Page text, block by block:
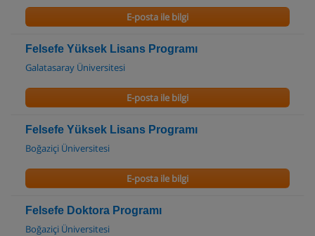
E-posta ile bilgi
Felsefe Yüksek Lisans Programı
Galatasaray Üniversitesi
E-posta ile bilgi
Felsefe Yüksek Lisans Programı
Boğaziçi Üniversitesi
E-posta ile bilgi
Felsefe Doktora Programı
Boğaziçi Üniversitesi